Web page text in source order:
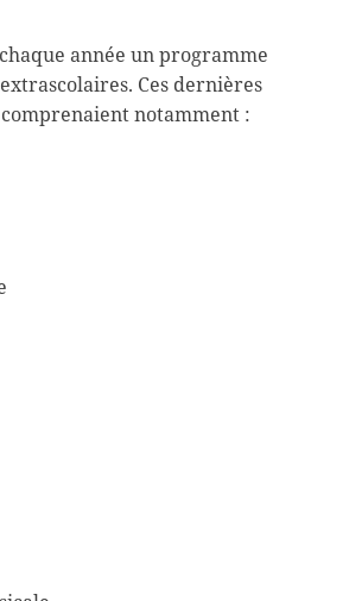
année un programme
Ces dernières
notamment :